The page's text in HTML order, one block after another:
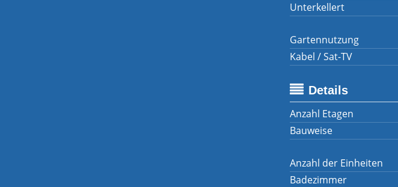
Unterkellert
Gartennutzung
Kabel / Sat-TV
Details
Anzahl Etagen
Bauweise
Anzahl der Einheiten
Badezimmer